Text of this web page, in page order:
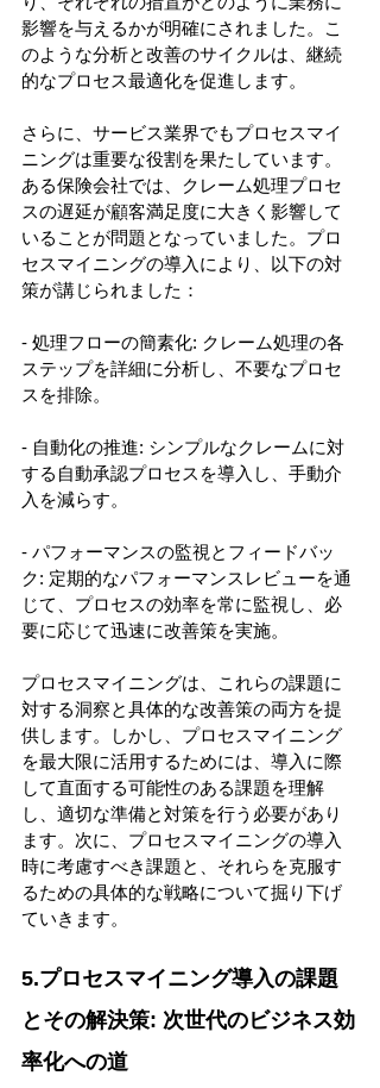
影響を与えるかが明確にされました。こ
のような分析と改善のサイクルは、継続
的なプロセス最適化を促進します。
さらに、サービス業界でもプロセスマイ
ニングは重要な役割を果たしています。
ある保険会社では、クレーム処理プロセ
スの遅延が顧客満足度に大きく影響して
いることが問題となっていました。プロ
セスマイニングの導入により、以下の対
策が講じられました：
- 処理フローの簡素化: クレーム処理の各
ステップを詳細に分析し、不要なプロセ
スを排除。
- 自動化の推進: シンプルなクレームに対
する自動承認プロセスを導入し、手動介
入を減らす。
- パフォーマンスの監視とフィードバッ
ク: 定期的なパフォーマンスレビューを通
じて、プロセスの効率を常に監視し、必
要に応じて迅速に改善策を実施。
プロセスマイニングは、これらの課題に
対する洞察と具体的な改善策の両方を提
供します。しかし、プロセスマイニング
を最大限に活用するためには、導入に際
して直面する可能性のある課題を理解
し、適切な準備と対策を行う必要があり
ます。次に、プロセスマイニングの導入
時に考慮すべき課題と、それらを克服す
るための具体的な戦略について掘り下げ
ていきます。
5.プロセスマイニング導入の課題
とその解決策: 次世代のビジネス効
率化への道